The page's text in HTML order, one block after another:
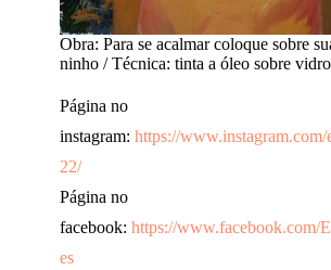
Obra: Para se acalmar coloque sobre
ninho / Técnica: tinta a óleo sobre vidro
Página no
instagram: https://www.instagram.com/
22/
Página no
facebook: https://www.facebook.com/
es